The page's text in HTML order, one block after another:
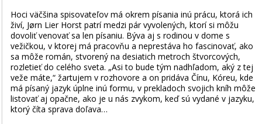
Hoci väčšina spisovateľov má okrem písania inú prácu, ktorá ich
živí, Jørn Lier Horst patrí medzi pár vyvolených, ktorí si môžu
dovoliť venovať sa len písaniu. Býva aj s rodinou v dome s
vežičkou, v ktorej má pracovňu a neprestáva ho fascinovať, ako
sa môže román, stvorený na desiatich metroch štvorcových,
rozletieť do celého sveta. „Asi to bude tým nadhľadom, aký z tej
veže máte,“ žartujem v rozhovore a on pridáva Čínu, Kóreu, kde
má písaný jazyk úplne inú formu, v prekladoch svojich kníh môže
listovať aj opačne, ako je u nás zvykom, keď sú vydané v jazyku,
ktorý číta sprava doľava…